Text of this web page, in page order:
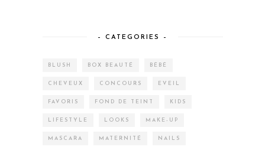
– CATEGORIES –
BLUSH BOX BEAUTÉ BÉBÉ
CHEVEUX CONCOURS EVEIL
FAVORIS FOND DE TEINT KIDS
LIFESTYLE LOOKS MAKE-UP
MASCARA MATERNITÉ NAILS